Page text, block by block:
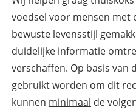
voedsel voor mensen met
bewuste levensstijl
duidelijke informatie
verschaffen. Op basis van
gebruikt worden om dit
kunnen minimaal de